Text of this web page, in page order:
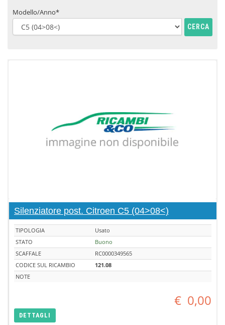
Modello/Anno*
CERCA
Silenziatore post. Citroen C5 (04>08<)
TIPOLOGIA
Usato
STATO
Buono
SCAFFALE
RC0000349565
CODICE SUL RICAMBIO
121.08
NOTE
€ 0,00
DETTAGLI